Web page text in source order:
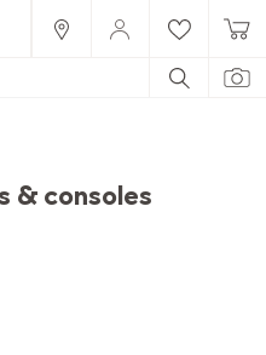
& consoles